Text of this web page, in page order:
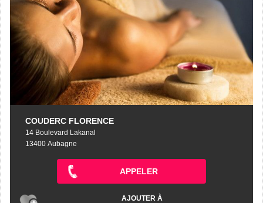
COUDERC FLORENCE
14 Boulevard Lakanal
13400 Aubagne
APPELER
AJOUTER À